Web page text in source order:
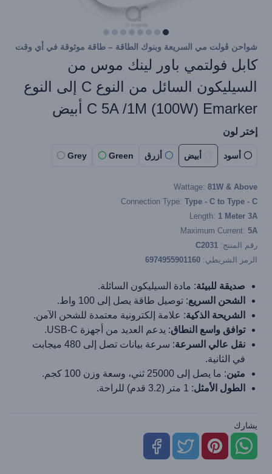
شواحن ڤولت مي السريعة وبنوك الطاقة – طاقة موثوقة في أي وقت
كابل فولتمي باور لينك موس من
السيليكون السائل من النوع C إلى النوع
C 5A /1M (100W) Emarker أبيض
إختر لون
أسود أبيض أزرق Green
Grey
Wattage: 81W & Above
Connection Type: Type - C to Type - C
Length: 1 Meter 3A
Maximum Current: 5A
رقم المنتج: C2031
الرمز الشريطي: 6974955901160
صديقة للبيئة: مادة السيليكون السائلة.
الشحن السريع: توصيل طاقة يصل إلى 100 واط.
الشريحة الذكية: علامة إلكترونية معتمدة للشحن الآمن.
توافق واسع النطاق: يدعم العديد من أجهزة USB-C.
نقل عالي السرعة
: سرعة بيانات تصل إلى 480 ميجابت
في الثانية.
متين: ما يصل إلى 25000 ثني، وسعة وزن 100 كجم.
الطول الأمثل: 1 متر (3.2 قدم) للراحة.
يشارك